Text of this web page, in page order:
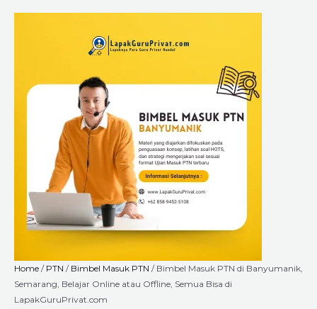
Home / PTN / Bimbel Masuk PTN / Bimbel Masuk PTN di Banyumanik,
Semarang, Belajar Online atau Offline, Semua Bisa di
LapakGuruPrivat.com
Rp1.800.000
through
Semarang,
LapakGuruPrivat.com
quantity